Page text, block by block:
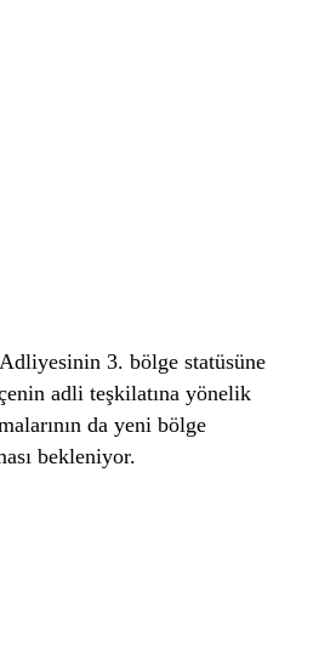
3. bölge statüsüne
adli teşkilatına yönelik
da yeni bölge
bekleniyor.